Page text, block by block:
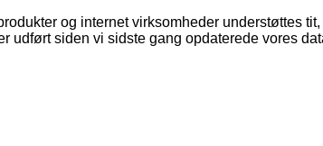
og internet virksomheder understøttes
udført siden vi sidste gang opdaterede vores